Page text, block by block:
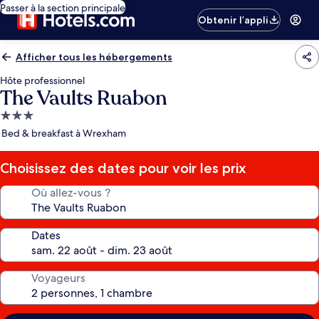
Passer à la section principale
Obtenir l’appli
Afficher tous les hébergements
Hôte professionnel
The Vaults Ruabon
Hébergement
3.0 étoiles
Bed & breakfast à Wrexham
Choisissez des dates pour voir les prix
Où allez-vous ?
Dates
Voyageurs